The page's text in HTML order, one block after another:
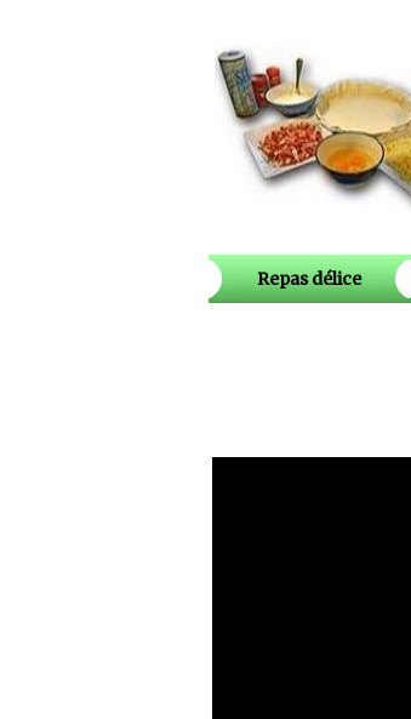
Repas délice